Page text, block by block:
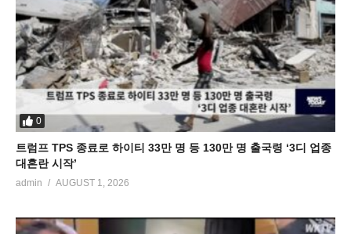
0
트럼프 TPS 종료로 하이티 33만 명 등 130만 명 출국령 ‘3디 업종
대혼란 시작’
admin AUGUST 1, 2026